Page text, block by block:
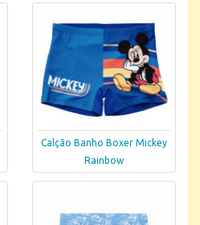
Calção Banho Boxer Mickey
Rainbow